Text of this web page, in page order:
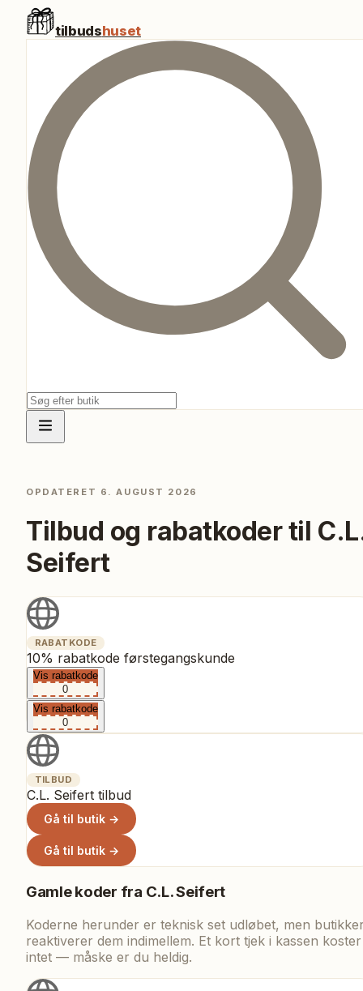
tilbudshuset
OPDATERET 6. AUGUST 2026
Tilbud og rabatkoder til
Seifert
RABATKODE
10% rabatkode førstegangskunde
Vis rabatkode
0
Vis rabatkode
0
TILBUD
C.L. Seifert tilbud
Gå til butik →
Gå til butik →
Gamle koder fra C.L. Seifert
Koderne herunder er teknisk set udløbet, men
reaktiverer dem indimellem. Et kort tjek i kassen koster
intet — måske er du heldig.